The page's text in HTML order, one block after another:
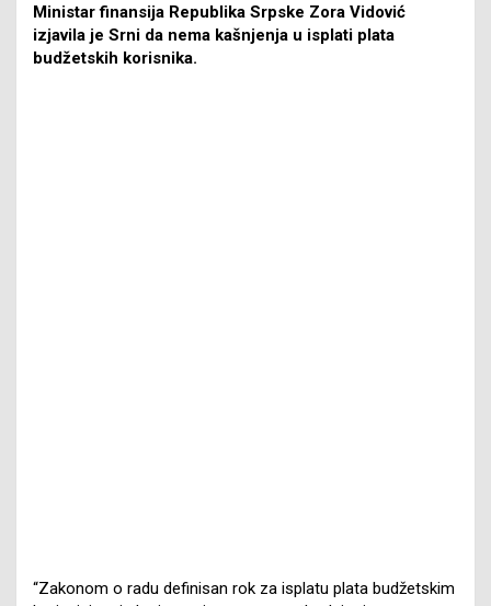
Ministar finansija Republika Srpske Zora Vidović
izjavila je Srni da nema kašnjenja u isplati plata
budžetskih korisnika.
“Zakonom o radu definisan rok za isplatu plata budžetskim